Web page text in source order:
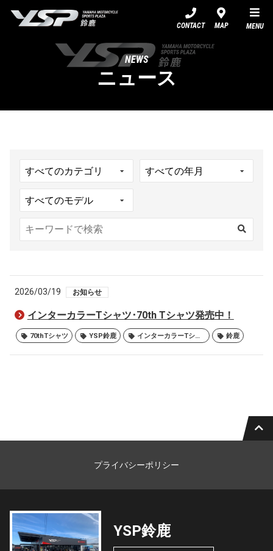
CONTACT MAP MENU
NEWS
ニュース
2026/03/19 お知らせ
インターカラーTシャツ･70th Tシャツ発売中！
70thTシャツ YSP鈴鹿 インターカラーTシャツ 鈴鹿
プライバシーポリシー
YSP鈴鹿